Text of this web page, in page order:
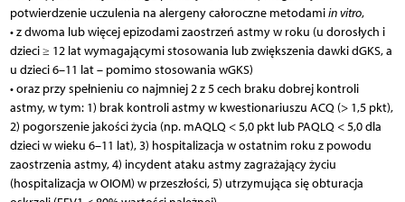
potwierdzenie uczulenia na alergeny całoroczne metodamiin vitro,
• z dwoma lub więcej epizodami zaostrzeń astmy w roku (u dorosłych i
dzieci ≥ 12 lat wymagającymi stosowania lub zwiększenia dawki dGKS, a
u dzieci 6–11 lat – pomimo stosowania wGKS)
• oraz przy spełnieniu co najmniej 2 z 5 cech braku dobrej kontroli
astmy, w tym: 1) brak kontroli astmy w kwestionariuszu ACQ (> 1,5 pkt),
2) pogorszenie jakości życia (np. mAQLQ < 5,0 pkt lub PAQLQ < 5,0 dla
dzieci w wieku 6–11 lat), 3) hospitalizacja w ostatnim roku z powodu
zaostrzenia astmy, 4) incydent ataku astmy zagrażający życiu
(hospitalizacja w OIOM) w przeszłości, 5) utrzymująca się obturacja